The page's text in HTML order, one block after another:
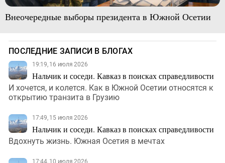
Внеочередные выборы президента в Южной Осетии
ПОСЛЕДНИЕ ЗАПИСИ В БЛОГАХ
19:19, 16 июля 2026
Нальчик и соседи. Кавказ в поисках справедливости
И хочется, и колется. Как в Южной Осетии относятся к
открытию транзита в Грузию
17:49, 15 июля 2026
Нальчик и соседи. Кавказ в поисках справедливости
Вдохнуть жизнь. Южная Осетия в мечтах
17:44, 10 июля 2026